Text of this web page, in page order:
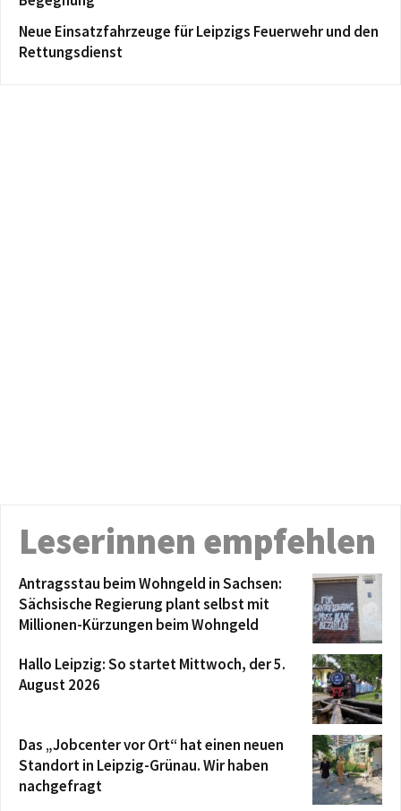
Neue Einsatzfahrzeuge für Leipzigs Feuerwehr und den
Rettungsdienst
Leserinnen empfehlen
Antragsstau beim Wohngeld in Sachsen:
Sächsische Regierung plant selbst mit
Millionen-Kürzungen beim Wohngeld
Hallo Leipzig: So startet Mittwoch, der 5.
August 2026
Das „Jobcenter vor Ort“ hat einen neuen
Standort in Leipzig-Grünau. Wir haben
nachgefragt